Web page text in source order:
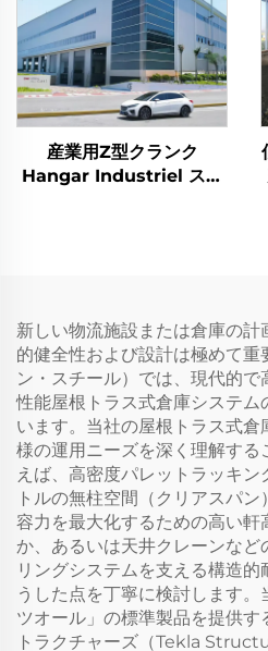
産業用Z型クランク
Hangar Industriel スチ
新しい物流施設または倉庫の
的健全性および設計は極めて重
ン・スチール）では、現代的
性能屋根トラス式倉庫システム
います。当社の屋根トラス式
様の運用ニーズを深く理解する
えば、高密度パレットラッキ
トルの無柱空間（クリアスパ
容力を最大化するための高い
か、あるいは天井クレーンなど
リングシステムを支える構造
うした点を丁寧に検討します
ツオール」の標準製品を提供す
トラクチャーズ（Tekla